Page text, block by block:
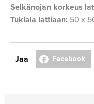
Selkänojan korkeus
Tukiala lattiaan: 50 x
Jaa Share
Facebook